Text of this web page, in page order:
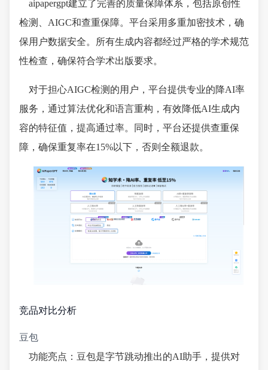
aipapergpt建立了完善的质量保障体系，包括原创性
检测、AIGC和查重保障。平台采用多重加密技术，确
保用户数据安全。所有生成内容都经过严格的学术规范
性检查，确保符合学术出版要求。
对于担心AIGC检测的用户，平台提供专业的降AI率
服务，通过算法优化和语言重构，有效降低AI生成内
容的特征值，提高通过率。同时，平台还提供查重保
障，确保重复率在15%以下，否则全额退款。
竞品对比分析
豆包
功能亮点：豆包是字节跳动推出的AI助手，提供对